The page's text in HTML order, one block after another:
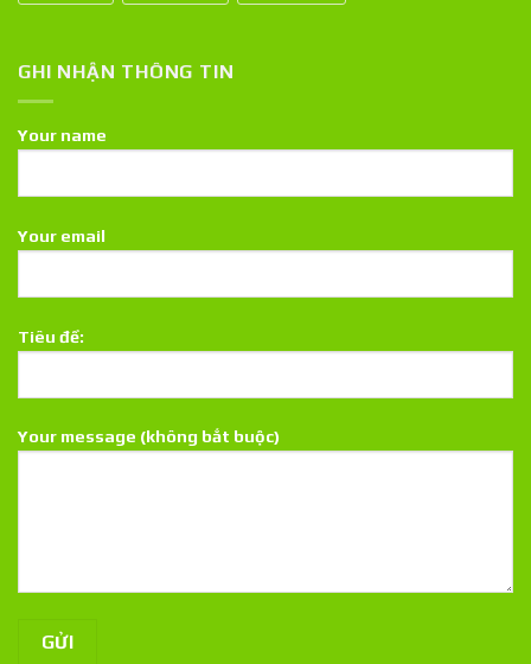
GHI NHẬN THÔNG TIN
Your name
Your email
Tiêu đề:
Your message (không bắt buộc)